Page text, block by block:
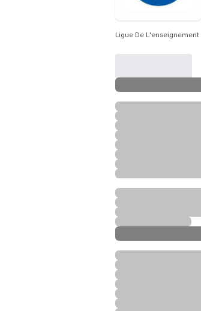
Ligue De L'enseignement